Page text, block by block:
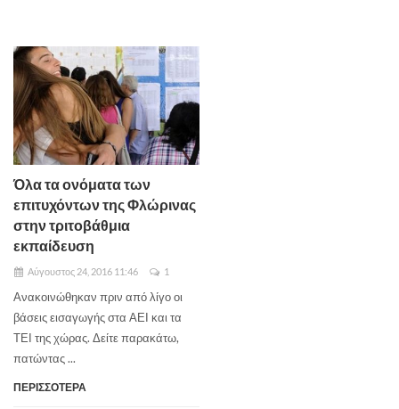
Όλα τα ονόματα των
επιτυχόντων της Φλώρινας
στην τριτοβάθμια
εκπαίδευση
Αύγουστος 24, 2016 11:46 1
Ανακοινώθηκαν πριν από λίγο οι
βάσεις εισαγωγής στα ΑΕΙ και τα
ΤΕΙ της χώρας. Δείτε παρακάτω,
πατώντας ...
ΠΕΡΙΣΣΟΤΕΡΑ